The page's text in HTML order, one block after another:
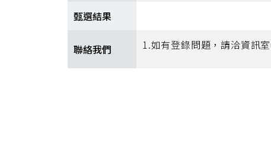
甄選結果
聯絡我們 1.如有登錄問題，請洽資訊